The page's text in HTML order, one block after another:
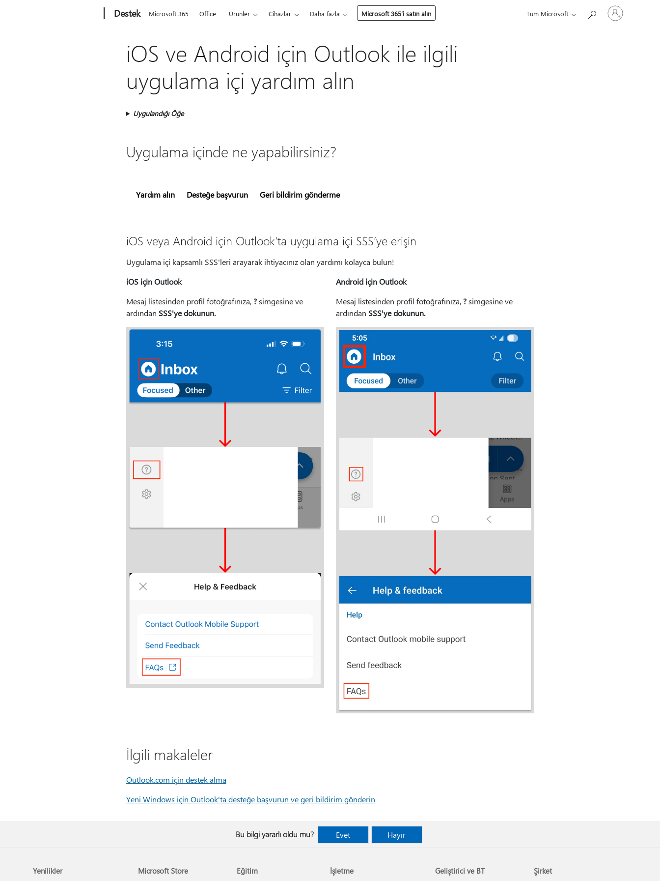
Destek Microsoft 365 Office Ürünler Cihazlar Daha fazla Microsoft 365’i satın alın Tüm Microsoft
Hesabınızda
oturum
açın
iOS ve Android için Outlook ile ilgili
uygulama içi yardım alın
Uygulandığı Öğe
Uygulama içinde ne yapabilirsiniz?
Yardım alın Desteğe başvurun Geri bildirim gönderme
iOS veya Android için Outlook'ta uygulama içi SSS’ye erişin
Uygulama içi kapsamlı SSS'leri arayarak ihtiyacınız olan yardımı kolayca bulun!
iOS için Outlook
Mesaj listesinden profil fotoğrafınıza, ?simgesine ve
ardından SSS'ye dokunun.
Android için Outlook
Mesaj listesinden profil fotoğrafınıza, ?simgesine ve
ardından SSS'ye dokunun.
İlgili makaleler
Outlook.com için destek alma
Yeni Windows için Outlook'ta desteğe başvurun ve geri bildirim gönderin
Bu bilgi yararlı oldu mu? Evet Hayır
Yenilikler Microsoft Store Eğitim İşletme Geliştirici ve BT Şirket